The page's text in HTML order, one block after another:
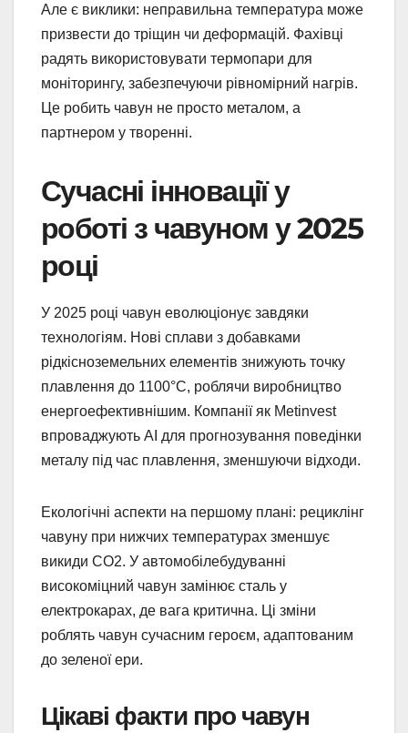
Але є виклики: неправильна температура може
призвести до тріщин чи деформацій. Фахівці
радять використовувати термопари для
моніторингу, забезпечуючи рівномірний нагрів.
Це робить чавун не просто металом, а
партнером у творенні.
Сучасні інновації у
роботі з чавуном у 2025
році
У 2025 році чавун еволюціонує завдяки
технологіям. Нові сплави з добавками
рідкісноземельних елементів знижують точку
плавлення до 1100°C, роблячи виробництво
енергоефективнішим. Компанії як Metinvest
впроваджують AI для прогнозування поведінки
металу під час плавлення, зменшуючи відходи.
Екологічні аспекти на першому плані: рециклінг
чавуну при нижчих температурах зменшує
викиди CO2. У автомобілебудуванні
високоміцний чавун замінює сталь у
електрокарах, де вага критична. Ці зміни
роблять чавун сучасним героєм, адаптованим
до зеленої ери.
Цікаві факти про чавун